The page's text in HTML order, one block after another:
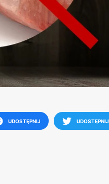
UDOSTĘPNIJ UDOSTĘPNIJ